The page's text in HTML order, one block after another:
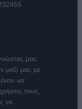
μας
μαζί μας με
να
τους,
να